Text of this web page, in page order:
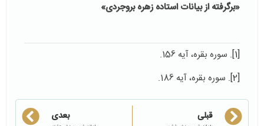
«برگرفته از بیانات استاده زهره بروجردی»
[1] . سوره بقره، آیه 156.
[2] . سوره بقره، آیه 186.
قبلی بعدی